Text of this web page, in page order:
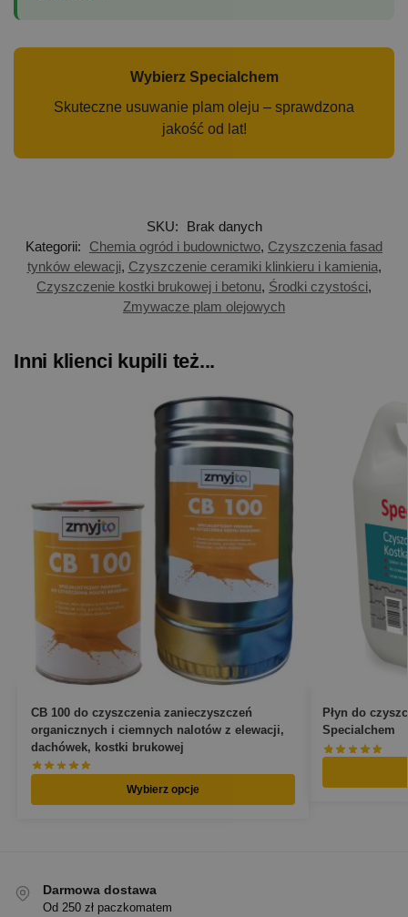
Wybierz Specialchem
Skuteczne usuwanie plam oleju – sprawdzona
jakość od lat!
SKU:
Brak danych
Kategorii:
Chemia ogród i budownictwo, Czyszczenia fasad
tynków elewacji, Czyszczenie ceramiki klinkieru i kamienia,
Czyszczenie kostki brukowej i betonu, Środki czystości,
Zmywacze plam olejowych
Inni klienci kupili też...
CB 100 do czyszczenia zanieczyszczeń
organicznych i ciemnych nalotów z elewacji,
dachówek, kostki brukowej
Wybierz opcje
Płyn do
Specialchem
Darmowa dostawa
Od 250 zł paczkomatem